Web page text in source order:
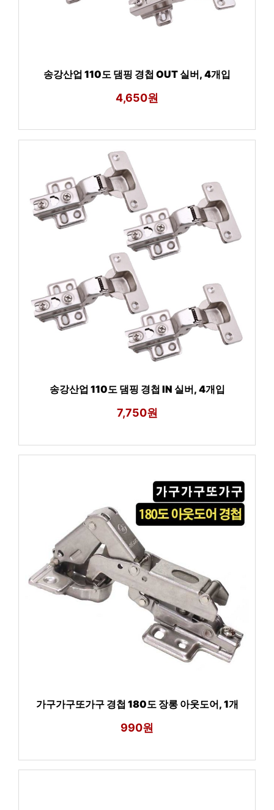
송강산업 110도 댐핑 경첩 OUT 실버, 4개입
4,650원
송강산업 110도 댐핑 경첩 IN 실버, 4개입
7,750원
가구가구또가구 경첩 180도 장롱 아웃도어, 1개
990원